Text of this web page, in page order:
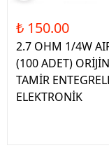
₺ 150.00
2.7 OHM 1/4W
(100 ADET)
TAMİR
ELEKTRONİK